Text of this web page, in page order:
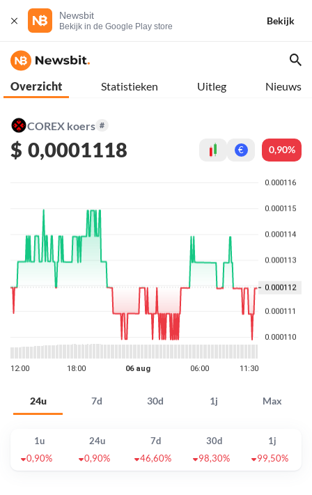
Newsbit
Bekijk in de Google Play store
Bekijk
Overzicht Statistieken Uitleg Nieuws
COREX koers #
$ 0,0001118 € 0,90%
24u 7d 30d 1j Max
1u 24u 7d 30d
1j
0,90%
0,90% 46,60% 98,30% 99,50%